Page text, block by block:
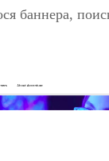
баннера,